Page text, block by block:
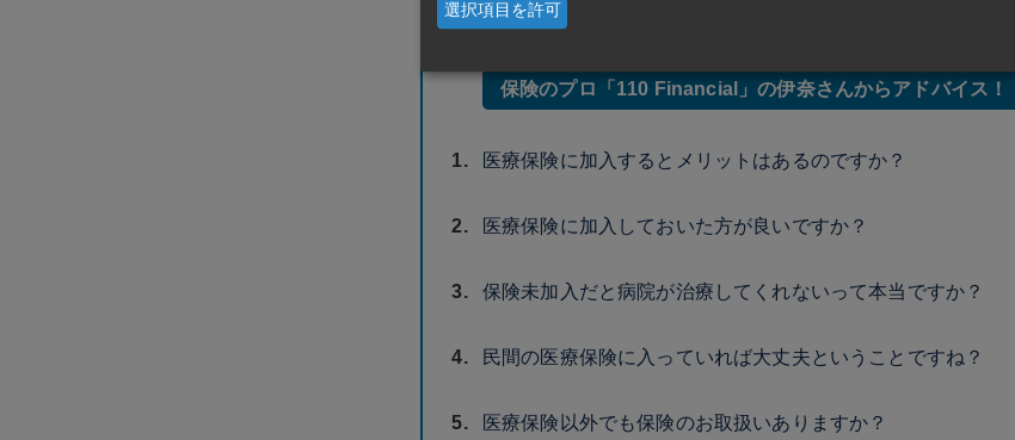
保険のプロ「110 Financial」の伊奈さんからアドバイス！
医療保険に加入するとメリットはあるのですか？
医療保険に加入しておいた方が良いですか？
保険未加入だと病院が治療してくれないって本当ですか？
民間の医療保険に入っていれば大丈夫ということですね？
医療保険以外でも保険のお取扱いありますか？
選択項目を許可